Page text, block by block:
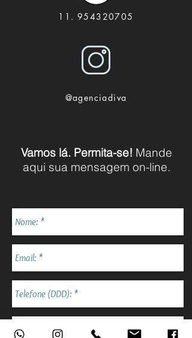
11. 954320705
@agenciadiva
Vamos lá. Permita-se! Mande
aqui sua mensagem on-line.